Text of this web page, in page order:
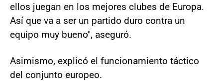
ellos juegan en los mejores clubes de Europa.
Así que va a ser un partido duro contra un
equipo muy bueno", aseguró.
Asimismo, explicó el funcionamiento táctico
del conjunto europeo.